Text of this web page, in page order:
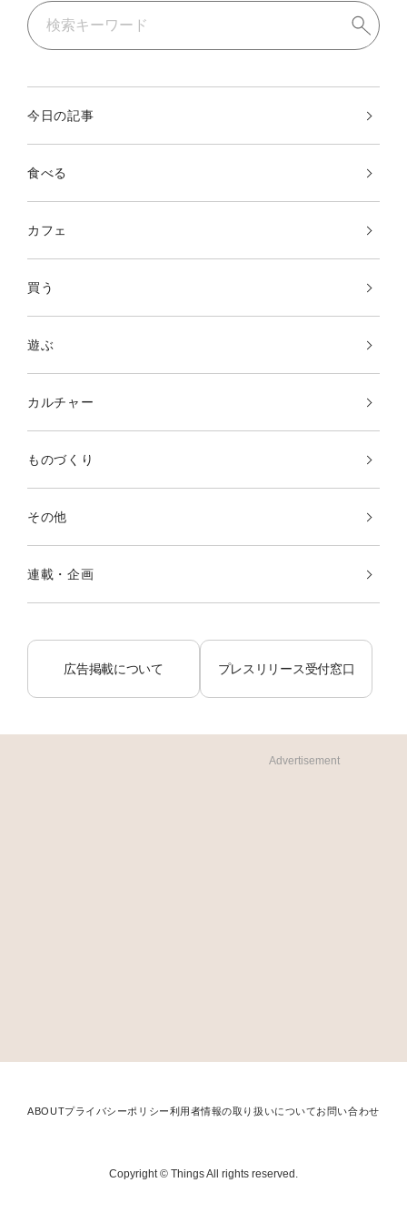
今日の記事
食べる
カフェ
買う
遊ぶ
カルチャー
ものづくり
その他
連載・企画
広告掲載について プレスリリース受付窓口
Advertisement
ABOUTプライバシーポリシー利用者情報の取り扱いについてお問い合わせ
Copyright © Things All rights reserved.